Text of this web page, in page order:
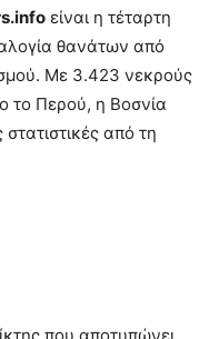
είναι η τέταρτη
θανάτων από
Με 3.423 νεκρούς
το Περού, η Βοσνία
από τη
που αποτυπώνει